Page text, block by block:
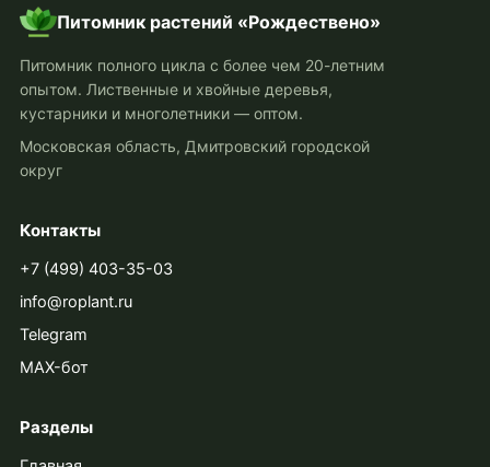
Питомник растений «Рождествено»
Питомник полного цикла с более чем 20-летним
опытом. Лиственные и хвойные деревья,
кустарники и многолетники — оптом.
Московская область, Дмитровский городской
округ
Контакты
+7 (499) 403-35-03
info@roplant.ru
Telegram
MAX-бот
Разделы